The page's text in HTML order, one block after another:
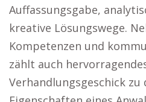
Auffassungsgabe,
kreative Lösungswege.
Kompetenzen und
zählt auch
Verhandlungsgeschick